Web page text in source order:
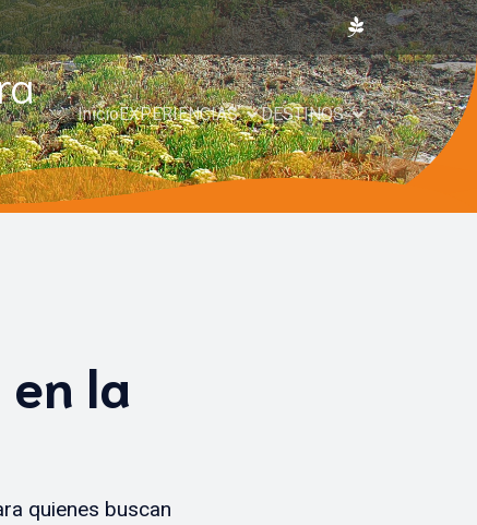
InicioEXPERIENCIAS DESTINOS
la
quienes buscan